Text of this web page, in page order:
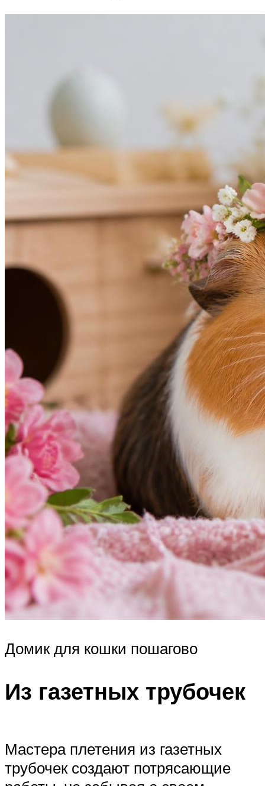
Домик для кошки пошагово
Из газетных трубочек
Мастера плетения из газетных
трубочек создают потрясающие